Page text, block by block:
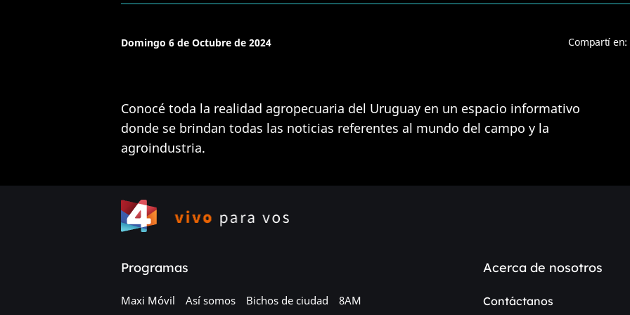
Domingo 6 de Octubre de 2024 Compartí en:
Conocé toda la realidad agropecuaria del Uruguay en un espacio informativo
donde se brindan todas las noticias referentes al mundo del campo y la
agroindustria.
Programas
Maxi Móvil Así somos Bichos de ciudad
8AM
Acerca de nosotros
Contáctanos